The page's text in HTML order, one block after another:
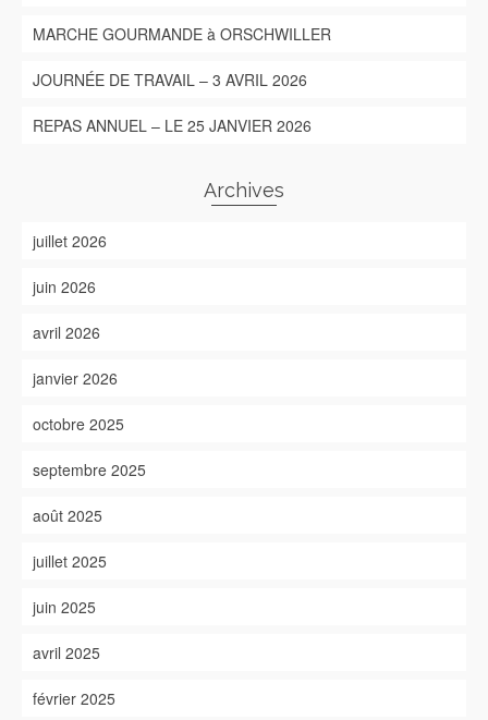
MARCHE GOURMANDE à ORSCHWILLER
JOURNÉE DE TRAVAIL – 3 AVRIL 2026
REPAS ANNUEL – LE 25 JANVIER 2026
Archives
juillet 2026
juin 2026
avril 2026
janvier 2026
octobre 2025
septembre 2025
août 2025
juillet 2025
juin 2025
avril 2025
février 2025